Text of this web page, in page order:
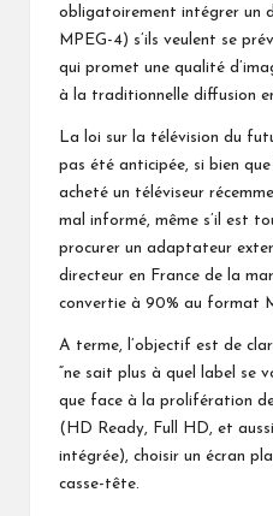
obligatoirement intégrer un
MPEG-4) s’ils veulent se
qui promet une qualité
à la traditionnelle diffusion
La loi sur la télévision du
pas été anticipée, si bien
acheté un téléviseur
mal informé, même s’il est
procurer un adaptateur
directeur en France de la
convertie à 90% au format
A terme, l’objectif est de
“ne sait plus à quel label se
que face à la prolifération
(HD Ready, Full HD, et
intégrée), choisir un écran
casse-tête.